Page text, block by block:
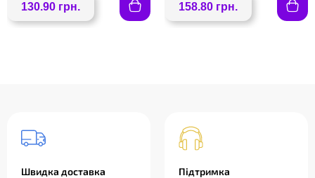
130.90 грн. 158.80 грн.
Швидка доставка Підтримка